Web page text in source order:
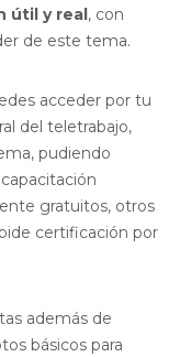
útil y real , con
de este tema.
acceder por tu
del teletrabajo,
pudiendo
gratuitos, otros
certificación por
además de
básicos para